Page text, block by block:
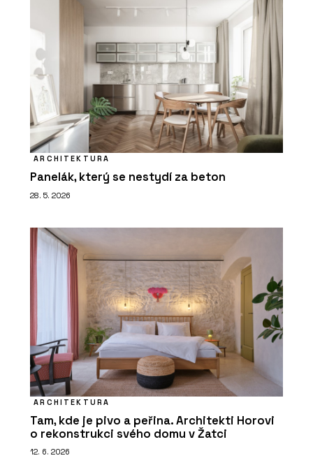
ARCHITEKTURA
Panelák, který se nestydí za beton
28. 5. 2026
ARCHITEKTURA
Tam, kde je pivo a peřina. Architekti Horovi
o rekonstrukci svého domu v Žatci
12. 6. 2026